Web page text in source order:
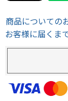
商品についての
お客様に届くま